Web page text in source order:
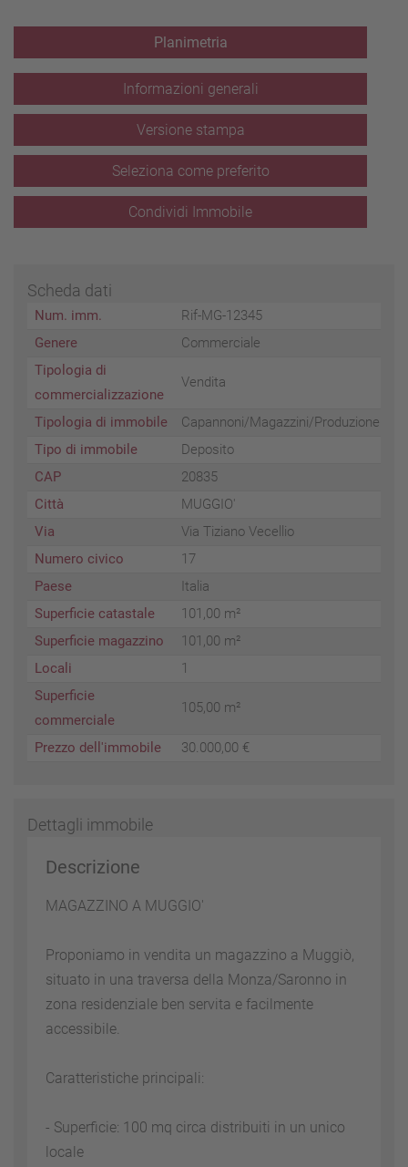
Planimetria
Informazioni generali
Versione stampa
Seleziona come preferito
Condividi Immobile
Scheda dati
Num. imm.
Rif-MG-12345
Genere
Commerciale
Tipologia di
commercializzazione
Vendita
Tipologia di immobile
Capannoni/Magazzini/Produzione
Tipo di immobile
Deposito
CAP
20835
Città
MUGGIO'
Via
Via Tiziano Vecellio
Numero civico
17
Paese
Italia
Superficie catastale
101,00 m²
Superficie magazzino
101,00 m²
Locali
1
Superficie
commerciale
105,00 m²
Prezzo dell'immobile 30.000,00 €
Dettagli immobile
Descrizione
MAGAZZINO A MUGGIO'
Proponiamo in vendita un magazzino a Muggiò,
situato in una traversa della Monza/Saronno in
zona residenziale ben servita e facilmente
accessibile.
Caratteristiche principali:
- Superficie: 100 mq circa distribuiti in un unico
locale